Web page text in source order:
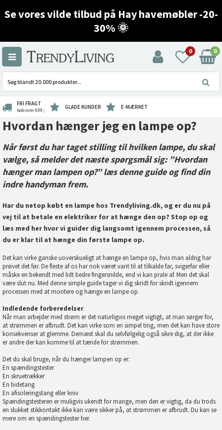
Se vores vilde tilbud på Hay havemøbler -20-
30% 🌞
0 0
FRI FRAGT
køb over 699,- GLADE KUNDER E-MÆRKET
Hvordan hænger jeg en lampe op?
Når først du har taget stilling til hvilken lampe, du skal
vælge, så melder det næste spørgsmål sig: ”Hvordan
hænger man lampen op?” læs denne guide og find din
indre handyman frem.
Har du netop købt en lampe hos Trendyliving.dk, og er du nu på
vej til at betale en elektriker for at hænge den op? Stop op og
læs med her hvor vi guider dig langsomt igennem processen, så
du er klar til at hænge din første lampe op.
Det kan virke ganske uoverskueligt at hænge en lampe op, hvis man aldrig har
prøvet det før. De fleste af os har nok været vant til at tilkalde far, svigerfar eller
måske en bekendt med lidt bedre fingersnilde, end vi kan prale af. Men det skal
være slut nu. Med denne simple guide tager vi dig skridt for skridt igennem
processen med at montere og hænge en lampe op.
Indledende forberedelser
Når man arbejder med strøm er det naturligvis meget vigtigt, at man sørger for,
at strømmen er afbrudt. Det kan virke som en simpel ting, men det kan have store
konsekvenser at glemme. Dernæst skal du selvfølgelig også sikre dig, at der ikke
er andre der kan komme til at tænde for strømmen.
Det du skal bruge, når du hænger lampen op er:
En spændingstester
En skruetrækker
En bidetang
En afisoleringstang eller kniv
Spændingstesteren er muligvis ukendt for mange, men den er vigtig, da du trods
en slukket stikkontakt ikke kan være sikker på, at strømmen er afbrudt. Du kan se
mere om en spændingstesterher.